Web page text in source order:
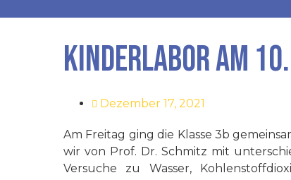
Kinderlabor am
Dezember 17, 2021
Am Freitag ging die Klasse 3b
wir von Prof. Dr. Schmitz mit
Versuche zu Wasser,